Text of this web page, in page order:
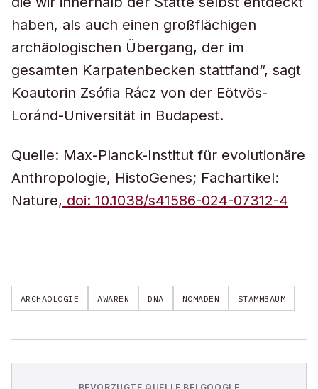
haben, als auch einen großflächigen
archäologischen Übergang, der im
gesamten Karpatenbecken stattfand“, sagt
Koautorin Zsófia Rácz von der Eötvös-
Loránd-Universität in Budapest.
Quelle: Max-Planck-Institut für evolutionäre
Anthropologie, HistoGenes; Fachartikel:
Nature, doi: 10.1038/s41586-024-07312-4
ARCHÄOLOGIE AWAREN DNA NOMADEN STAMMBAUM